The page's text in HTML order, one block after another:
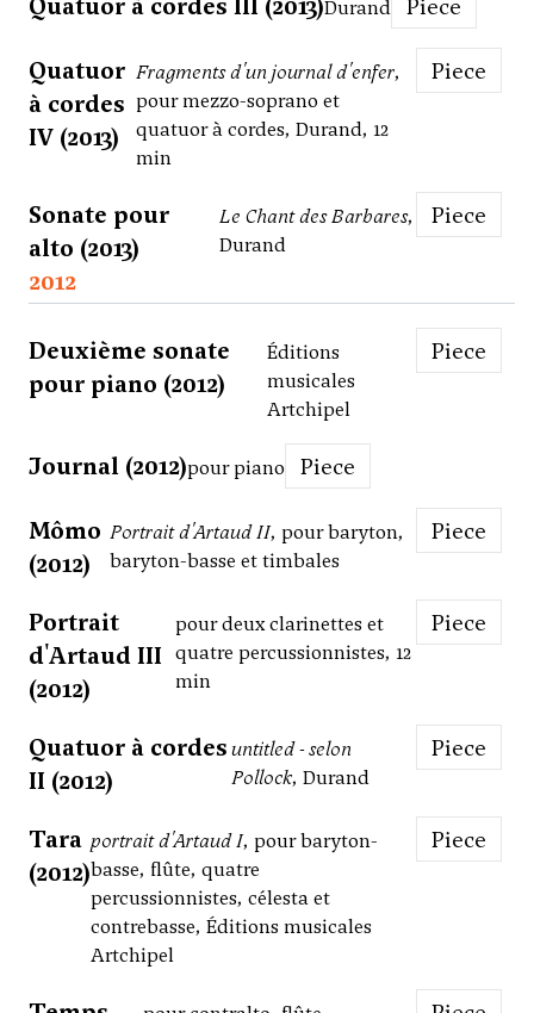
Durand
Quatuor
à cordes
IV (2013)
Fragments d'un journal d'enfer,
pour mezzo-soprano et
quatuor à cordes, Durand, 12
min
Piece
Sonate pour
alto (2013)
Le Chant des Barbares,
Durand
Piece
2012
Deuxième sonate
pour piano (2012)
Éditions
musicales
Artchipel
Piece
Journal (2012)pour piano Piece
Mômo
(2012)
Portrait d'Artaud II, pour baryton,
baryton-basse et timbales
Piece
Portrait
d'Artaud III
(2012)
pour deux clarinettes et
quatre percussionnistes, 12
min
Piece
Quatuor à cordes
II (2012)
untitled - selon
Pollock, Durand
Piece
Tara
(2012)
portrait d'Artaud I, pour baryton-
basse, flûte, quatre
percussionnistes, célesta et
contrebasse, Éditions musicales
Artchipel
Piece